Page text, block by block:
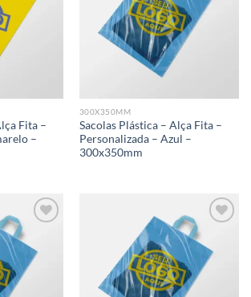
Add to
wishlist
Fita –
–
Add to
wishlist
300X350MM
Sacolas Plástica – Alça Fita –
Personalizada – Azul –
300x350mm
Add to
wishlist
Add to
wishlist